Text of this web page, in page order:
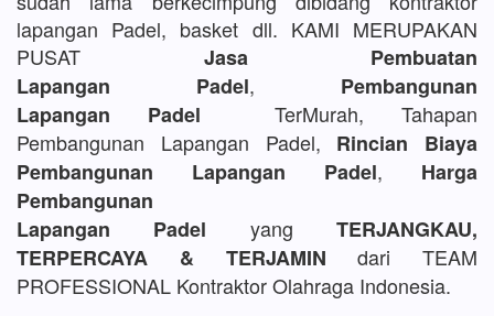
lapangan Padel, basket dll. KAMI MERUPAKAN
PUSAT Jasa Pembuatan
Lapangan Padel, Pembangunan
Lapangan Padel TerMurah, Tahapan
Pembangunan Lapangan Padel, Rincian Biaya
Pembangunan Lapangan Padel, Harga
Pembangunan
Lapangan Padel yangTERJANGKAU,
TERPERCAYA & TERJAMIN dari TEAM
PROFESSIONAL Kontraktor Olahraga Indonesia.